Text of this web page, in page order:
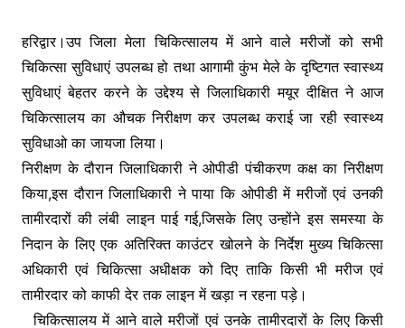
हरिद्वार।उप जिला मेला चिकित्सालय में आने वाले मरीजों को सभी
चिकित्सा सुविधाएं उपलब्ध हो तथा आगामी कुंभ मेले के दृष्टिगत स्वास्थ्य
सुविधाएं बेहतर करने के उद्देश्य से जिलाधिकारी मयूर दीक्षित ने आज
चिकित्सालय का औचक निरीक्षण कर उपलब्ध कराई जा रही स्वास्थ्य
सुविधाओ का जायजा लिया।
निरीक्षण के दौरान जिलाधिकारी ने ओपीडी पंचीकरण कक्ष का निरीक्षण
किया,इस दौरान जिलाधिकारी ने पाया कि ओपीडी में मरीजों एवं उनकी
तामीरदारों की लंबी लाइन पाई गई,जिसके लिए उन्होंने इस समस्या के
निदान के लिए एक अतिरिक्त काउंटर खोलने के निर्देश मुख्य चिकित्सा
अधिकारी एवं चिकित्सा अधीक्षक को दिए ताकि किसी भी मरीज एवं
तामीरदार को काफी देर तक लाइन में खड़ा न रहना पड़े।
चिकित्सालय में आने वाले मरीजों एवं उनके तामीरदारों के लिए किसी